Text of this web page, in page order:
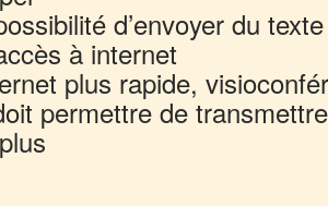
d’envoyer du
à internet
plus rapide,
permettre de